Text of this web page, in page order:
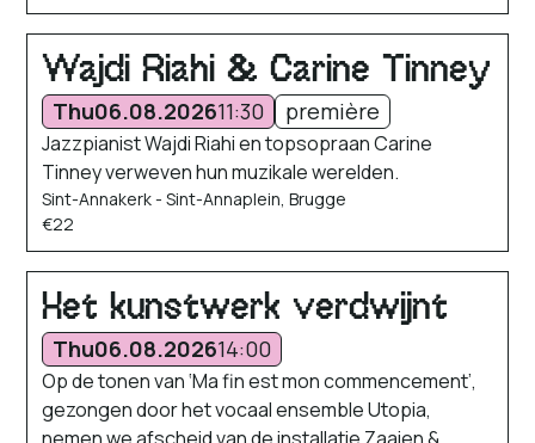
Wajdi Riahi & Carine Tinney
Thu06.08.202611:30 première
Jazzpianist Wajdi Riahi en topsopraan Carine
Tinney verweven hun muzikale werelden.
Sint-Annakerk - Sint-Annaplein, Brugge
€22
Het kunstwerk verdwijnt
Thu06.08.202614:00
Op de tonen van ‘Ma fin est mon commencement’,
gezongen door het vocaal ensemble Utopia,